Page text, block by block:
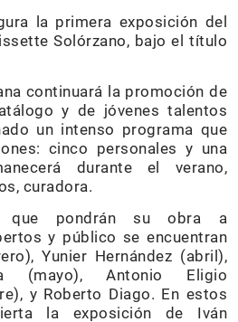
la primera exposición del
Solórzano, bajo el título
continuará la promoción de
y de jóvenes talentos
un intenso programa que
cinco personales y una
durante el verano,
curadora.
que pondrán su obra a
y público se encuentran
Yunier Hernández (abril),
(mayo), Antonio Eligio
y Roberto Diago. En estos
la exposición de Iván